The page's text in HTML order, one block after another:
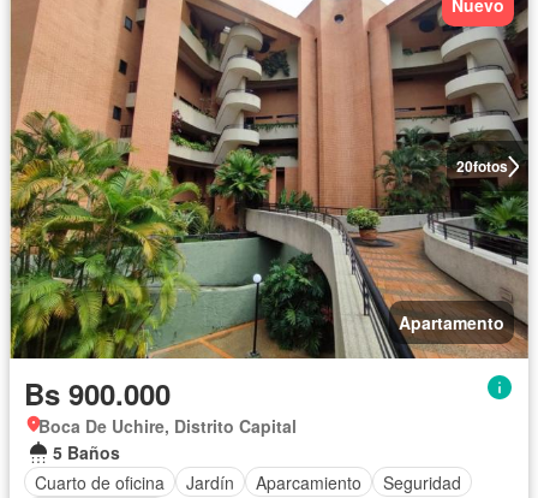
20fotos
Nuevo
Apartamento
Bs 900.000
Boca De Uchire, Distrito Capital
5 Baños
Cuarto de oficina
Jardín Aparcamiento
Seguridad